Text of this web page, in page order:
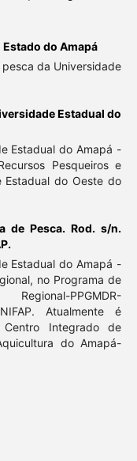
do Amapá
da Universidade
Estadual do
Estadual do Amapá -
Pesqueiros e
Estadual do Oeste do
de Pesca. Rod. s/n.
Estadual do Amapá -
no Programa de
PPGMDR-
Atualmente é
Integrado de
do Amapá-